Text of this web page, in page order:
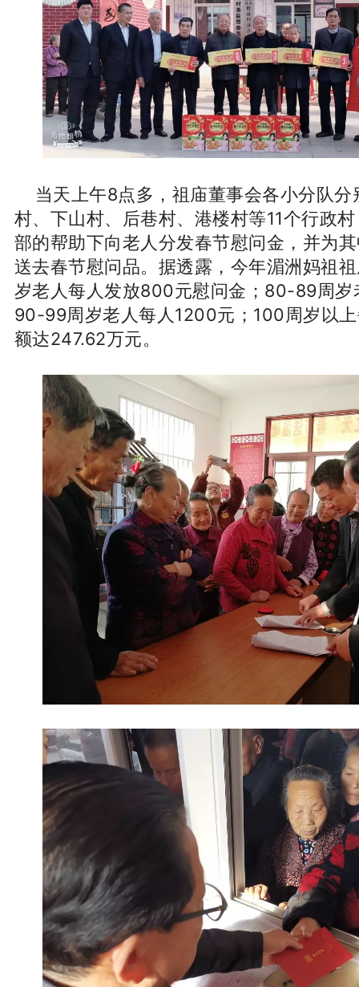
当天上午8点多，祖庙董事会各小分队分
村、下山村、后巷村、港楼村等11个行政
部的帮助下向老人分发春节慰问金，并为
送去春节慰问品。 据透露，今年湄洲妈祖
岁老人每人发放800元慰问金； 80-89周岁
90-99周岁老人每人1200元； 100周岁以
额达247.62万元。